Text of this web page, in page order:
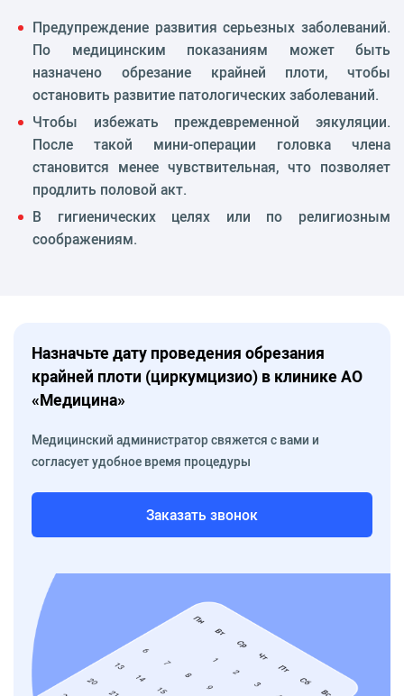
Предупреждение развития серьезных заболеваний.
По медицинским показаниям может быть
назначено обрезание крайней плоти, чтобы
остановить развитие патологических заболеваний.
Чтобы избежать преждевременной эякуляции.
После такой мини-операции головка члена
становится менее чувствительная, что позволяет
продлить половой акт.
В гигиенических целях или по религиозным
соображениям.
Назначьте дату проведения обрезания
крайней плоти (циркумцизио) в клинике АО
«Медицина»
Медицинский администратор свяжется с вами и
согласует удобное время процедуры
Заказать звонок